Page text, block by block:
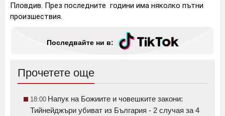
Пловдив. През последните години има няколко пътни
произшествия.
Последвайте ни в:
Прочетете още
18:00 Напук на Божиите и човешките закони:
Тийнейджъри убиват из България - 2 случая за 4